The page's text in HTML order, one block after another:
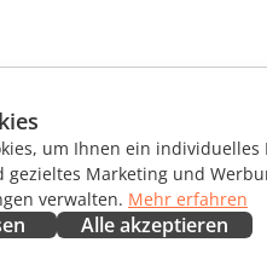
um Ihnen ein
Marketing und
verwalten. Mehr erfahren
Alle akzeptieren